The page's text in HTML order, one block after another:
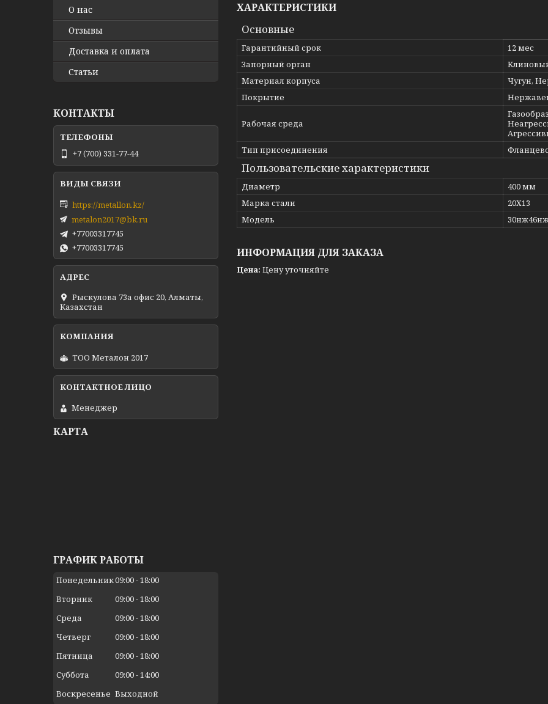
ХАРАКТЕРИСТИКИ
Основные
Гарантийный срок
12 мес
Запорный орган
Материал корпуса
Чугун,
Покрытие
Рабочая среда
Тип присоединения
Пользовательские характеристики
Диаметр
400 мм
Марка стали
20Х13
Модель
ИНФОРМАЦИЯ ДЛЯ ЗАКАЗА
Цена: Цену уточняйте
О нас
Отзывы
Доставка и оплата
Статьи
КОНТАКТЫ
+7 (700) 331-77-44
https://metallon.kz/
metalon2017@bk.ru
+77003317745
+77003317745
Рыскулова 73а офис 20, Алматы,
Казахстан
ТОО Металон 2017
Менеджер
КАРТА
ГРАФИК РАБОТЫ
Понедельник09:00 18:00
Вторник
09:00 18:00
Среда
09:00 18:00
Четверг
09:00 18:00
Пятница
09:00 18:00
Суббота
09:00 14:00
Воскресенье Выходной